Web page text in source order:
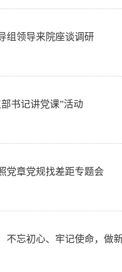
组领导来院座谈调研
书记讲党课”活动
党章党规找差距专题会
不忘初心、牢记使命，做